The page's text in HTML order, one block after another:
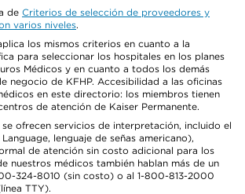
de Criterios de selección de proveedores y
varios niveles.
los mismos criterios en cuanto a la
para seleccionar los hospitales en los planes
Médicos y en cuanto a todos los demás
negocio de KFHP. Accesibilidad a las oficinas
en este directorio: los miembros tienen
de atención de Kaiser Permanente.
ofrecen servicios de interpretación, incluido el
lenguaje de señas americano),
de atención sin costo adicional para los
nuestros médicos también hablan más de un
324-8010 (sin costo) o al 1-800-813-2000
TTY).